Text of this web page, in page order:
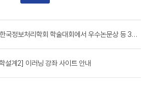
축_한국정보처리학회 학술대회에서 우수논문상 등 3개 수상
설계2] 이러닝 강좌 사이트 안내